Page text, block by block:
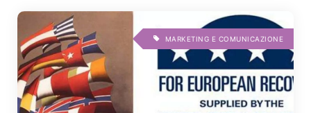
MARKETING E COMUNICAZIONE